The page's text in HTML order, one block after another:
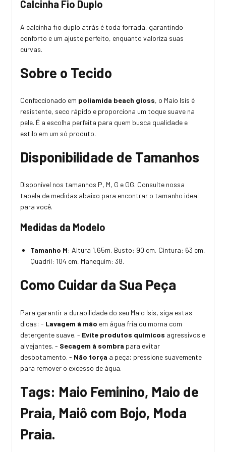
Calcinha Fio Duplo
A calcinha fio duplo atrás é toda forrada, garantindo
conforto e um ajuste perfeito, enquanto valoriza suas
curvas.
Sobre o Tecido
Confeccionado em poliamida beach gloss, o Maio Isis é
resistente, seco rápido e proporciona um toque suave na
pele. É a escolha perfeita para quem busca qualidade e
estilo em um só produto.
Disponibilidade de Tamanhos
Disponível nos tamanhos P, M, G e GG. Consulte nossa
tabela de medidas abaixo para encontrar o tamanho ideal
para você.
Medidas da Modelo
Tamanho M: Altura 1,65m, Busto: 90 cm, Cintura: 63 cm,
Quadril: 104 cm, Manequim: 38.
Como Cuidar da Sua Peça
Para garantir a durabilidade do seu Maio Isis, siga estas
dicas: - Lavagem à mão em água fria ou morna com
detergente suave. - Evite produtos químicos agressivos e
alvejantes. - Secagem à sombra para evitar
desbotamento. - Não torça a peça; pressione suavemente
para remover o excesso de água.
Tags: Maio Feminino, Maio de
Praia, Maiô com Bojo, Moda
Praia.